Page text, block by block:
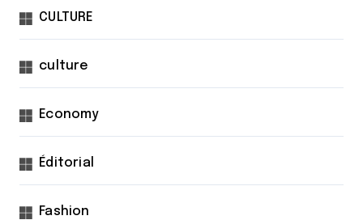
CULTURE
culture
Economy
Éditorial
Fashion